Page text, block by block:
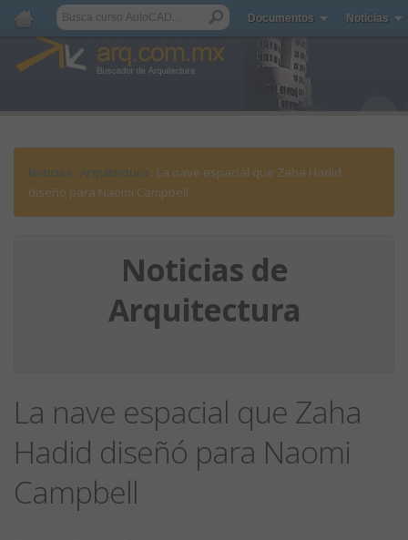
Documentos Noticias
Noticias : Arquitectura : La nave espacial que Zaha Hadid
diseñó para Naomi Campbell
Noticias de
Arquitectura
La nave espacial que Zaha
Hadid diseñó para Naomi
Campbell